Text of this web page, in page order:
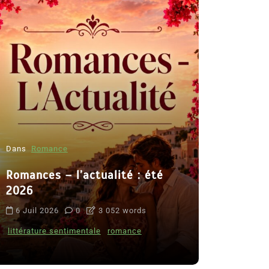
Dans Romance
Romances – l’actualité : été
2026
6 Juil 2026 0 3 052 words
littérature sentimentale romance